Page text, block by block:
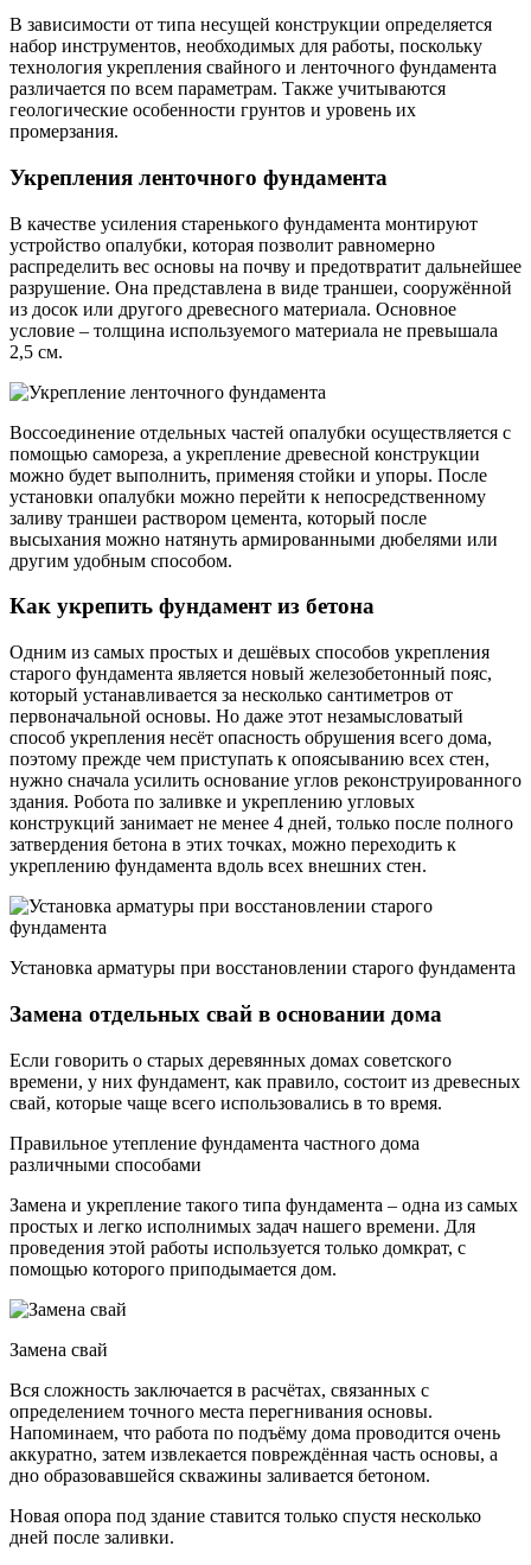
В зависимости от типа несущей конструкции определяется
набор инструментов, необходимых для работы, поскольку
технология укрепления свайного и ленточного фундамента
различается по всем параметрам. Также учитываются
геологические особенности грунтов и уровень их
промерзания.
Укрепления ленточного фундамента
В качестве усиления старенького фундамента монтируют
устройство опалубки, которая позволит равномерно
распределить вес основы на почву и предотвратит дальнейшее
разрушение. Она представлена в виде траншеи, сооружённой
из досок или другого древесного материала. Основное
условие – толщина используемого материала не превышала
2,5 см.
Воссоединение отдельных частей опалубки осуществляется с
помощью самореза, а укрепление древесной конструкции
можно будет выполнить, применяя стойки и упоры. После
установки опалубки можно перейти к непосредственному
заливу траншеи раствором цемента, который после
высыхания можно натянуть армированными дюбелями или
другим удобным способом.
Как укрепить фундамент из бетона
Одним из самых простых и дешёвых способов укрепления
старого фундамента является новый железобетонный пояс,
который устанавливается за несколько сантиметров от
первоначальной основы. Но даже этот незамысловатый
способ укрепления несёт опасность обрушения всего дома,
поэтому прежде чем приступать к опоясыванию всех стен,
нужно сначала усилить основание углов реконструированного
здания. Робота по заливке и укреплению угловых
конструкций занимает не менее 4 дней, только после полного
затвердения бетона в этих точках, можно переходить к
укреплению фундамента вдоль всех внешних стен.
Установка арматуры при восстановлении старого фундамента
Замена отдельных свай в основании дома
Если говорить о старых деревянных домах советского
времени, у них фундамент, как правило, состоит из древесных
свай, которые чаще всего использовались в то время.
Правильное утепление фундамента частного дома
различными способами
Замена и укрепление такого типа фундамента – одна из самых
простых и легко исполнимых задач нашего времени. Для
проведения этой работы используется только домкрат, с
помощью которого приподымается дом.
Замена свай
Вся сложность заключается в расчётах, связанных с
определением точного места перегнивания основы.
Напоминаем, что работа по подъёму дома проводится очень
аккуратно, затем извлекается повреждённая часть основы, а
дно образовавшейся скважины заливается бетоном.
Новая опора под здание ставится только спустя несколько
дней после заливки.